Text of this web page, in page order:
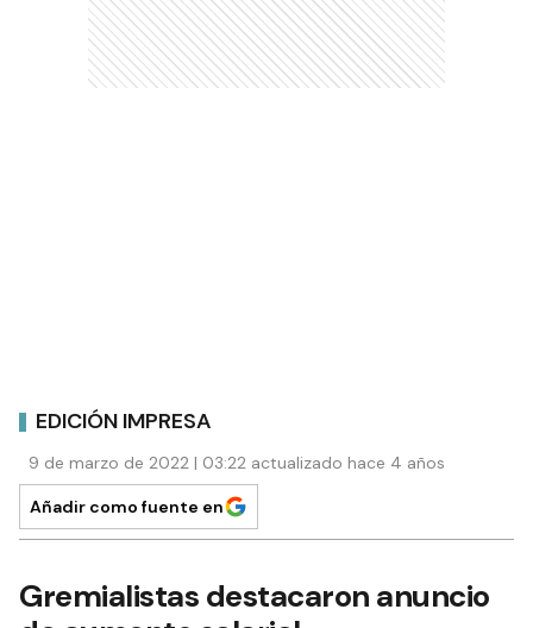
EDICIÓN IMPRESA
9 de marzo de 2022 | 03:22 actualizado hace 4 años
Añadir como fuente en
Gremialistas destacaron anuncio